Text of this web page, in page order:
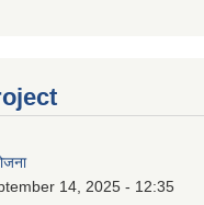
14, 2025 - 12:35